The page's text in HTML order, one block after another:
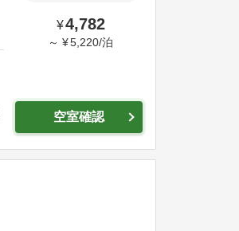
¥4,782
～ ¥5,220/泊
空室確認